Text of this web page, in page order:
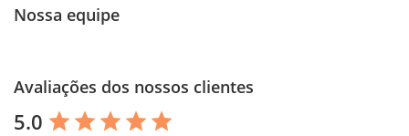
Nossa equipe
Avaliações dos nossos clientes
5.0 star star star star star